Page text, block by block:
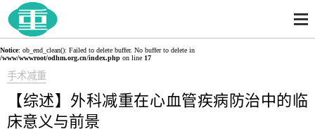
Notice: ob_end_clean(): Failed to delete buffer. No buffer to delete in
/www/wwwroot/odhm.org.cn/index.php on line 17
手术减重
【综述】外科减重在心血管疾病防治中的临
床意义与前景